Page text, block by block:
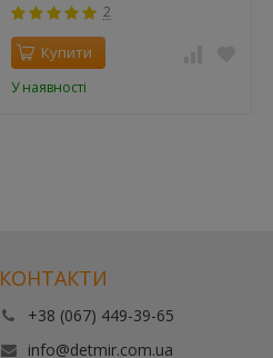
2
Купити
У наявності
КОНТАКТИ
+38 (067) 449-39-65
info@detmir.com.ua